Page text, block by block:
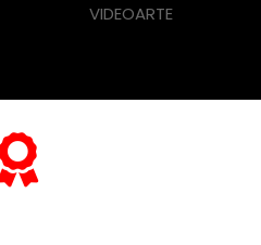
VIDEOARTE